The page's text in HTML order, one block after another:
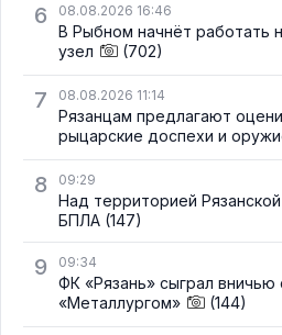
6 08.08.2026 16:46
В Рыбном начнёт работать
узел
(702)
7 08.08.2026 11:14
Рязанцам предлагают
рыцарские доспехи и
8 09:29
Над территорией
БПЛА (147)
9 09:34
ФК «Рязань» сыграл вничью
«Металлургом»
(144)